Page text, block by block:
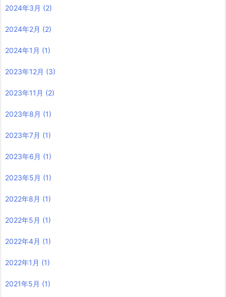
2024年3月 (2)
2024年2月 (2)
2024年1月 (1)
2023年12月 (3)
2023年11月 (2)
2023年8月 (1)
2023年7月 (1)
2023年6月 (1)
2023年5月 (1)
2022年8月 (1)
2022年5月 (1)
2022年4月 (1)
2022年1月 (1)
2021年5月 (1)